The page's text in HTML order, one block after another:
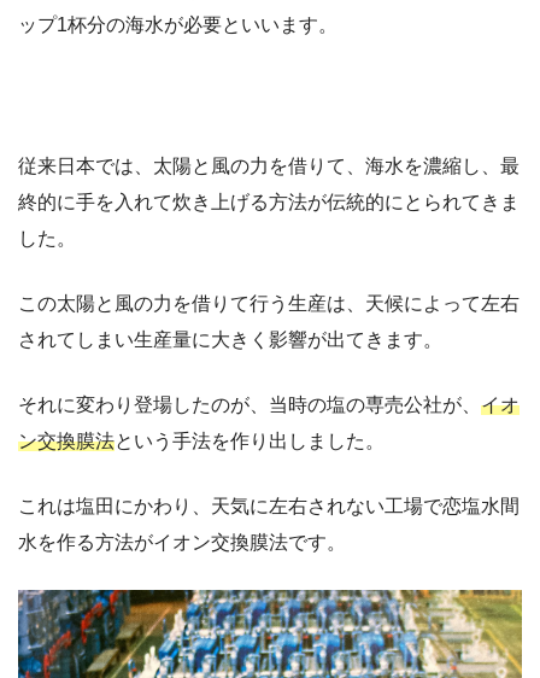
ップ1杯分の海水が必要といいます。
従来日本では、太陽と風の力を借りて、海水を濃縮し、最
終的に手を入れて炊き上げる方法が伝統的にとられてきま
した。
この太陽と風の力を借りて行う生産は、天候によって左右
されてしまい生産量に大きく影響が出てきます。
それに変わり登場したのが、当時の塩の専売公社が、 イオ
ン交換膜法という手法を作り出しました。
これは塩田にかわり、天気に左右されない工場で恋塩水間
水を作る方法がイオン交換膜法です。